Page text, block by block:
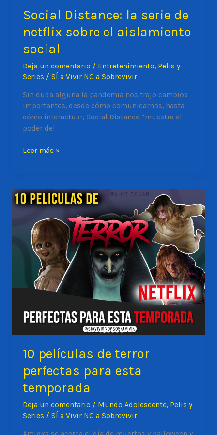
Social Distance: la serie de
netflix sobre el aislamiento
social
Deja un comentario / Entretenimiento, Pelis y
Series /SÍ a Vivir NO a Sobrevivir
Sin duda alguna la pandemia nos trajo cambios
importantes, desde cómo comunicarnos, hasta
cómo interactuar, Social Distance “muestra el
poder del
Social
de
netflix
aislamiento
social
Leer más »
10 películas de terror
perfectas para esta
temporada
Deja un comentario / Mundo Adolescente, Pelis y
Series /SÍ a Vivir NO a Sobrevivir